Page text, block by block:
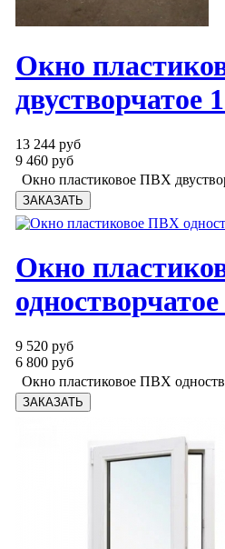
Окно
двустворчатое
13 244 руб
9 460 руб
Окно пластиковое ПВХ
Окно
9 520 руб
6 800 руб
Окно пластиковое ПВХ